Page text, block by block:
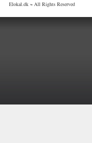
Elokal.dk ~ All Rights Reserved